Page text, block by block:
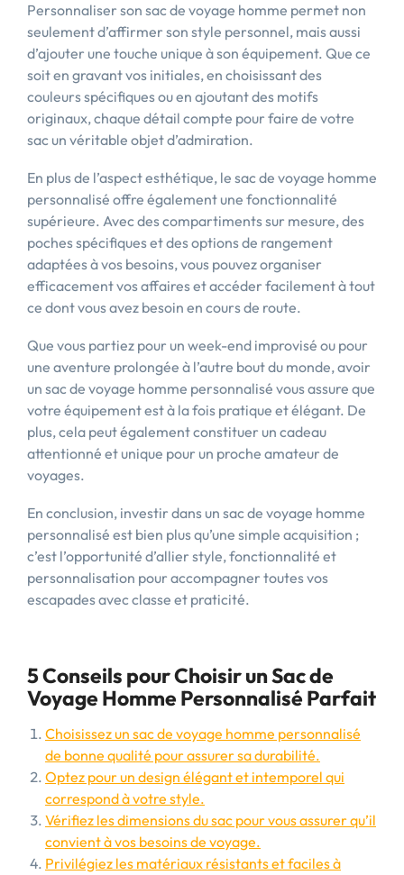
Personnaliser son sac de voyage homme permet non
seulement d’affirmer son style personnel, mais aussi
d’ajouter une touche unique à son équipement. Que ce
soit en gravant vos initiales, en choisissant des
couleurs spécifiques ou en ajoutant des motifs
originaux, chaque détail compte pour faire de votre
sac un véritable objet d’admiration.
En plus de l’aspect esthétique, le sac de voyage homme
personnalisé offre également une fonctionnalité
supérieure. Avec des compartiments sur mesure, des
poches spécifiques et des options de rangement
adaptées à vos besoins, vous pouvez organiser
efficacement vos affaires et accéder facilement à tout
ce dont vous avez besoin en cours de route.
Que vous partiez pour un week-end improvisé ou pour
une aventure prolongée à l’autre bout du monde, avoir
un sac de voyage homme personnalisé vous assure que
votre équipement est à la fois pratique et élégant. De
plus, cela peut également constituer un cadeau
attentionné et unique pour un proche amateur de
voyages.
En conclusion, investir dans un sac de voyage homme
personnalisé est bien plus qu’une simple acquisition ;
c’est l’opportunité d’allier style, fonctionnalité et
personnalisation pour accompagner toutes vos
escapades avec classe et praticité.
5 Conseils pour Choisir un Sac de
Voyage Homme Personnalisé Parfait
Choisissez un sac de voyage homme personnalisé
de bonne qualité pour assurer sa durabilité.
Optez pour un design élégant et intemporel qui
correspond à votre style.
Vérifiez les dimensions du sac pour vous assurer qu’il
convient à vos besoins de voyage.
Privilégiez les matériaux résistants et faciles à